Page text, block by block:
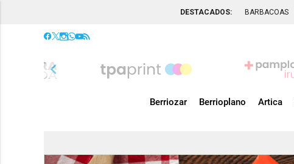
DESTACADOS: BARBACOAS
chevron_left
Berriozar Berrioplano Artica